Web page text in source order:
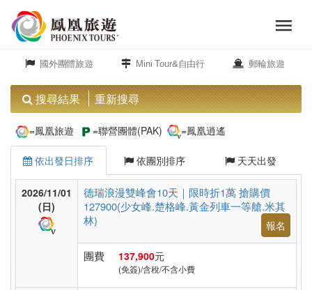
menu
國外團體旅遊 Mini Tour&自由行 郵輪旅遊
旅
道
close
歐
洲
美
搜尋結果 重新搜尋
=鳳凰旅遊 =聯營團體(PAK) =鳳凰逍遙
依出發日排序 依團別排序 天天出發
2026/11/01
(日)
德瑞浪漫雙峰會10天｜限時折1萬 搶購價
127900(少女峰.楚格峰.黃金列車一等艙.米其
林)
報名
團費 137,900元
(免簽)/含稅/不含小費